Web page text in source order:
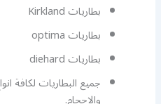
بطاريات Kirkland
بطاريات optima
بطاريات diehard
جميع البطاريات لكافة